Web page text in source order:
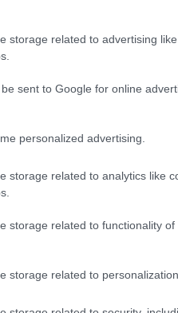
storage related to advertising
sent to Google for online
personalized advertising.
storage related to analytics like
storage related to functionality of
storage related to personalization.